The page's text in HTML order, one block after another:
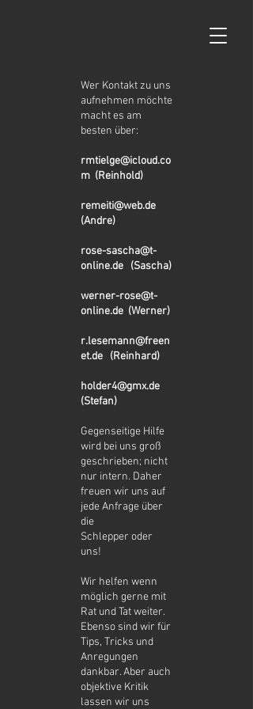
Wer Kontakt zu uns
aufnehmen möchte
macht es am
besten über:
rmtielge@icloud.co
m (Reinhold)
remeiti@web.de
(Andre)
rose-sascha@t-
online.de (Sascha)
werner-rose@t-
online.de (Werner)
r.lesemann@freen
et.de (Reinhard)
holder4@gmx.de
(Stefan)
Gegenseitige Hilfe
wird bei uns groß
geschrieben; nicht
nur intern. Daher
freuen wir uns auf
jede Anfrage über
die
Schlepper oder
uns!
Wir helfen wenn
möglich gerne mit
Rat und Tat weiter.
Ebenso sind wir für
Tips, Tricks und
Anregungen
dankbar. Aber auch
objektive Kritik
lassen wir uns